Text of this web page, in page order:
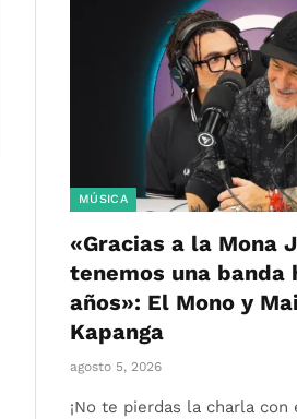
MÚSICA
«Gracias a la Mona
tenemos una banda
años»: El Mono y
Kapanga
agosto 5, 2026
¡No te pierdas la charla con